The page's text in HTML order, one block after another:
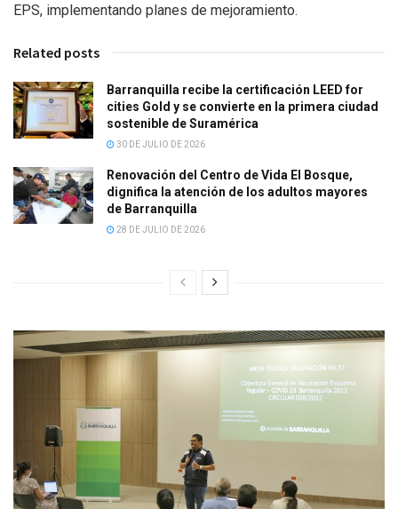
EPS, implementando planes de mejoramiento.
Related posts
Barranquilla recibe la certificación LEED for
cities Gold y se convierte en la primera ciudad
sostenible de Suramérica
30 DE JULIO DE 2026
Renovación del Centro de Vida El Bosque,
dignifica la atención de los adultos mayores
de Barranquilla
28 DE JULIO DE 2026